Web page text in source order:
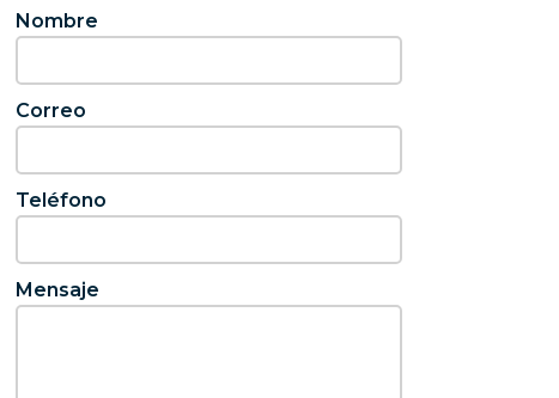
Nombre
Correo
Teléfono
Mensaje